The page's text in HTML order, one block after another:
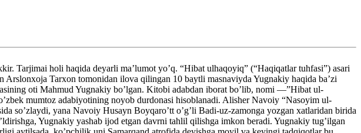
holi haqida deyarli ma’lumot yo’q. “Hibat ulhaqoyiq” (“Haqiqatlar tuhfasi”) asari
Tarxon tomonidan ilova qilingan 10 baytli masnaviyda Yugnakiy haqida ba’zi
oti Mahmud Yugnakiy bo’lgan. Kitobi adabdan iborat bo’lib, nomi —”Hibat ul-
mumtoz adabiyotining noyob durdonasi hisoblanadi. Alisher Navoiy “Nasoyim ul-
so’zlaydi, yana Navoiy Husayn Boyqaro’tt o’g’li Badi-uz-zamonga yozgan xatlaridan birida
Yugnakiy yashab ijod etgan davrni tahlil qilishga imkon beradi. Yugnakiy tug’ilgan